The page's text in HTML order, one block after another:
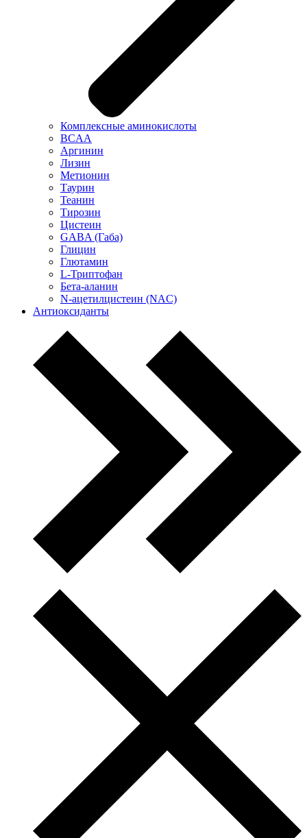
Комплексные аминокислоты
BCAA
Аргинин
Лизин
Метионин
Таурин
Теанин
Тирозин
Цистеин
GABA (Габа)
Глицин
Глютамин
L-Триптофан
Бета-аланин
N-ацетилцистеин (NAC)
Антиоксиданты